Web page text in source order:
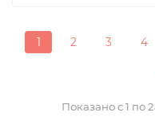
1 2 3 4
Показано с 1 по